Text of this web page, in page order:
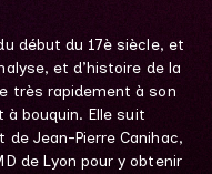
début du 17è siècle, et
et d’histoire de la
très rapidement à son
bouquin. Elle suit
de Jean-Pierre Canihac,
de Lyon pour y obtenir